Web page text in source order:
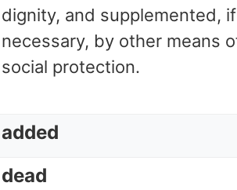
dignity, and supplemented, if
necessary, by other means
social protection.
added
dead